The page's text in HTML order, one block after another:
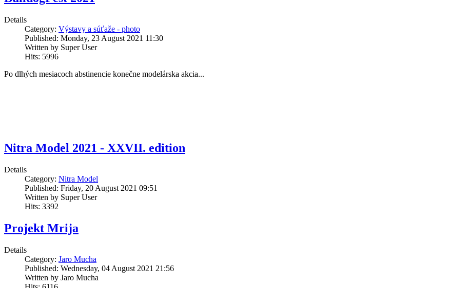
Details
Category: Výstavy a súťaže - photo
Published: Monday, 23 August 2021 11:30
Written by Super User
Hits: 5996
Po dlhých mesiacoch abstinencie konečne modelárska akcia...
Nitra Model 2021 - XXVII. edition
Details
Category: Nitra Model
Published: Friday, 20 August 2021 09:51
Written by Super User
Hits: 3392
Projekt Mrija
Details
Category: Jaro Mucha
Published: Wednesday, 04 August 2021 21:56
Written by Jaro Mucha